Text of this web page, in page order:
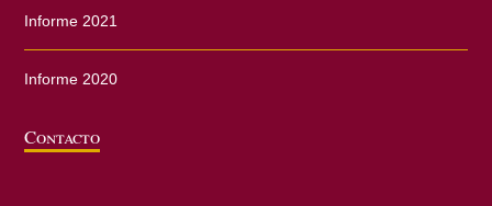
Informe 2021
Informe 2020
Contacto